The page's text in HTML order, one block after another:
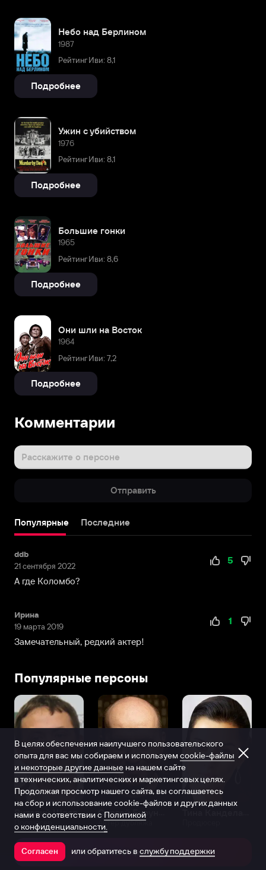
Небо над Берлином
1987
Рейтинг Иви: 8,1
Подробнее
Ужин с убийством
1976
Рейтинг Иви: 8,1
Подробнее
Большие гонки
1965
Рейтинг Иви: 8,6
Подробнее
Они шли на Восток
1964
Рейтинг Иви: 7,2
Подробнее
Комментарии
Расскажите о персоне
Отправить
Популярные Последние
ddb
21 сентября 2022
5
А где Коломбо?
Ирина
19 марта 2019
1
Замечательный, редкий актер!
Популярные персоны
Виталий Шляппо
Продюсер Актёр дубляжа
Открыть в приложении
В целях обеспечения наилучшего пользовательского
опыта для вас мы собираем и используем cookie-файлы
и некоторые другие данные на нашем сайте
в технических, аналитических и маркетинговых целях.
Продолжая просмотр нашего сайта, вы соглашаетесь
на сбор и использование cookie-файлов и других данных
нами в соответствии с Политикой
о конфиденциальности.
Согласен или обратитесь в службу поддержки